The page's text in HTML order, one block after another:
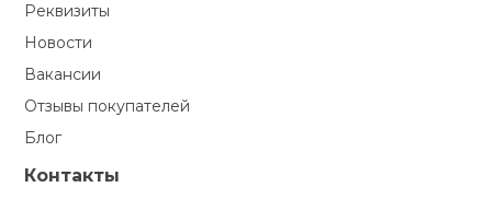
Реквизиты
Новости
Вакансии
Отзывы покупателей
Блог
Контакты